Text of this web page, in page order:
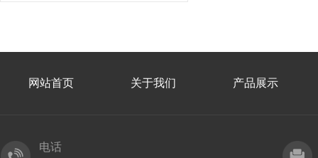
网站首页 关于我们 产品展示
电话